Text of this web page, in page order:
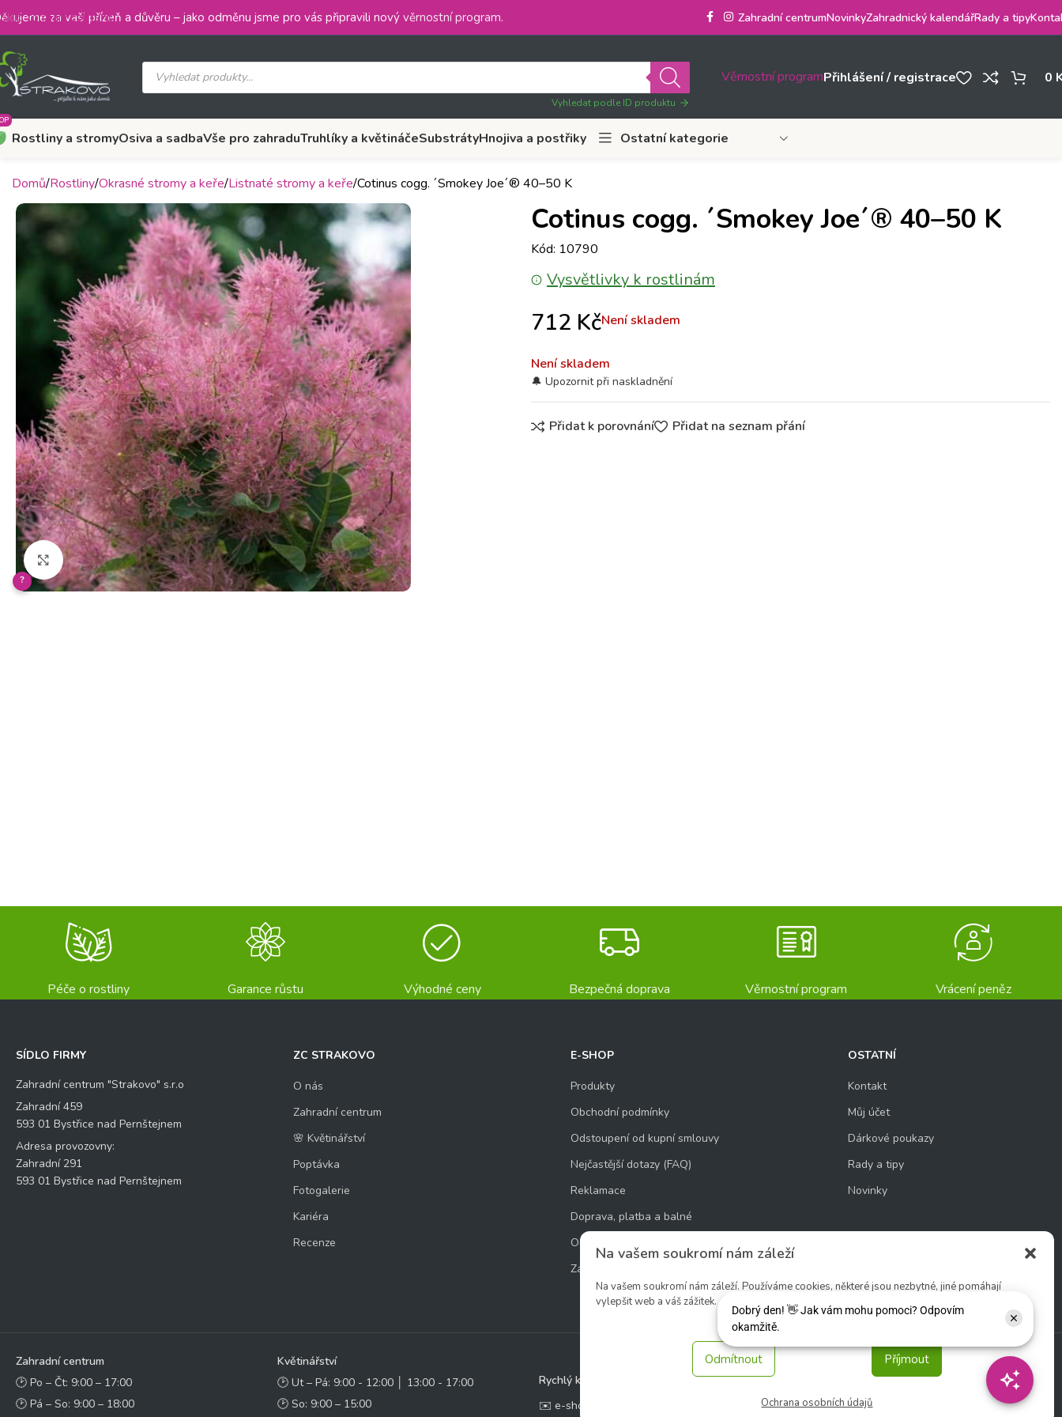
Na vašem soukromí nám záleží
Na vašem soukromí nám záleží. Používáme cookies, některé jsou nezbytné, jiné pomáhají
vylepšit web a váš zážitek.
Příjmout
Odmítnout
Ochrana osobních údajů
Skip to main content
za vaši přízeň a důvěru – jako odměnu jsme pro vás připravili nový věrnostní program. Zahradní centrumNovinkyZahradnický kalendářRady a tipy
Vyhledat podle ID produktu
Věrnostní programPřihlášení / registrace 0
Rostliny a stromyOsiva a sadbaVše pro zahraduTruhlíky a květináčeSubstrátyHnojiva a postřiky Ostatní kategorie
Domů Rostliny Okrasné stromy a keře Listnaté stromy a keře Cotinus cogg. ´Smokey Joe´® 40–50 K
Klikněte pro zvětšení
?
Cotinus cogg. ´Smokey Joe´® 40–50 K
Kód: 10790
Vysvětlivky k rostlinám
712 KčNení skladem
Není skladem
Přidat k porovnání Přidat na seznam přání
Péče o rostliny Garance růstu Výhodné ceny Bezpečná doprava Věrnostní program Vrácení peněz
SÍDLO FIRMY
Zahradní centrum "Strakovo" s.r.o
Zahradní 459
593 01 Bystřice nad Pernštejnem
Adresa provozovny:
Zahradní 291
593 01 Bystřice nad Pernštejnem
ZC STRAKOVO
O nás
Zahradní centrum
🌸 Květinářství
Poptávka
Fotogalerie
Kariéra
Recenze
E-SHOP
Produkty
Obchodní podmínky
Odstoupení od kupní smlouvy
Nejčastější dotazy (FAQ)
Reklamace
Doprava, platba a balné
Ochrana osobních údajů
Zásady používání souborů cookie
OSTATNÍ
Kontakt
Můj účet
Dárkové poukazy
Rady a tipy
Novinky
Zahradní centrum
🕑 Po – Čt: 9:00 – 17:00
🕑 Pá – So: 9:00 – 18:00
Květinářství
🕑 Ut – Pá: 9:00 - 12:00 │ 13:00 - 17:00
🕑 So: 9:00 – 15:00
Rychlý kontakt:
✉️ e-shop@zcstrakovo.cz